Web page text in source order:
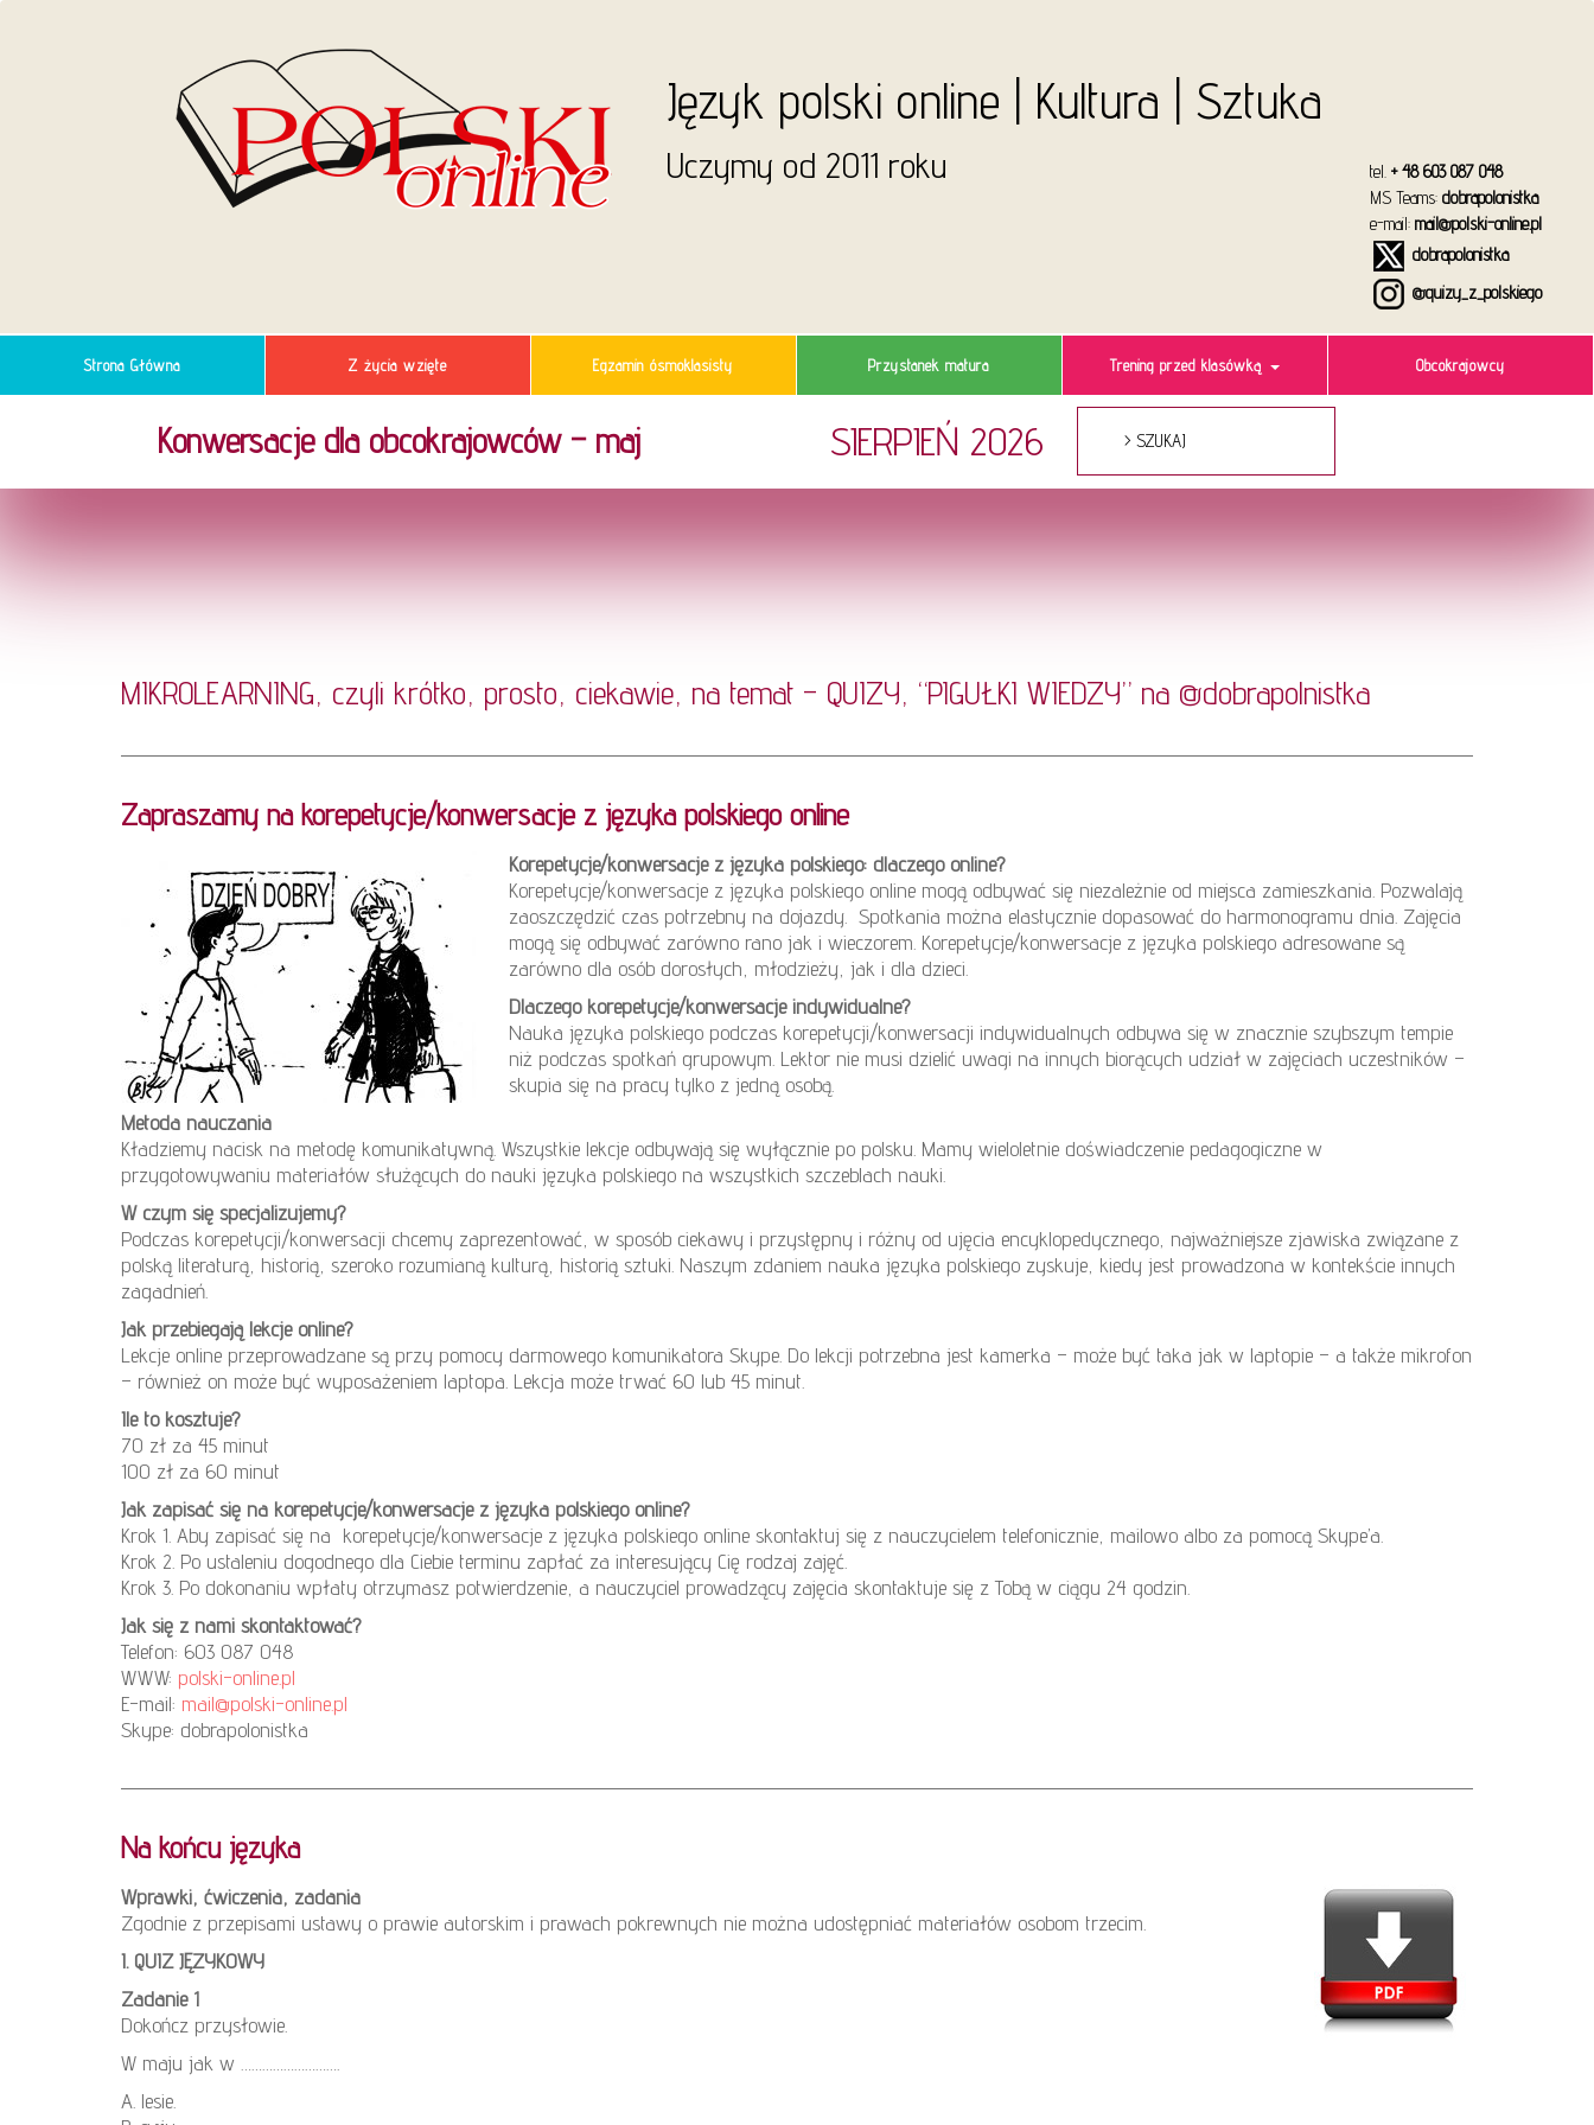
Język polski online | Kultura | Sztuka
Uczymy od 2011 roku tel. + 48 603 087 048
MS Teams: dobrapolonistka
e-mail: mail@polski-online.pl
dobrapolonistka
@quizy_z_polskiego
Strona Główna Z życia wzięte Egzamin ósmoklasisty Przystanek matura Trening przed klasówką Obcokrajowcy
Konwersacje dla obcokrajowców – maj SIERPIEŃ 2026
MIKROLEARNING, czyli krótko, prosto, ciekawie, na temat – QUIZY, “PIGUŁKI WIEDZY” na @dobrapolnistka
Zapraszamy na korepetycje/konwersacje z języka polskiego online
Korepetycje/konwersacje z języka polskiego: dlaczego online?
Korepetycje/konwersacje z języka polskiego online mogą odbywać się niezależnie od miejsca zamieszkania. Pozwalają
zaoszczędzić czas potrzebny na dojazdy. Spotkania można elastycznie dopasować do harmonogramu dnia. Zajęcia
mogą się odbywać zarówno rano jak i wieczorem. Korepetycje/konwersacje z języka polskiego adresowane są
zarówno dla osób dorosłych, młodzieży, jak i dla dzieci.
Dlaczego korepetycje/konwersacje indywidualne?
Nauka języka polskiego podczas korepetycji/konwersacji indywidualnych odbywa się w znacznie szybszym tempie
niż podczas spotkań grupowym. Lektor nie musi dzielić uwagi na innych biorących udział w zajęciach uczestników –
skupia się na pracy tylko z jedną osobą.
Metoda nauczania
Kładziemy nacisk na metodę komunikatywną. Wszystkie lekcje odbywają się wyłącznie po polsku. Mamy wieloletnie doświadczenie pedagogiczne w
przygotowywaniu materiałów służących do nauki języka polskiego na wszystkich szczeblach nauki.
W czym się specjalizujemy?
Podczas korepetycji/konwersacji chcemy zaprezentować, w sposób ciekawy i przystępny i różny od ujęcia encyklopedycznego, najważniejsze zjawiska związane z
polską literaturą, historią, szeroko rozumianą kulturą, historią sztuki. Naszym zdaniem nauka języka polskiego zyskuje, kiedy jest prowadzona w kontekście innych
zagadnień.
Jak przebiegają lekcje online?
Lekcje online przeprowadzane są przy pomocy darmowego komunikatora Skype. Do lekcji potrzebna jest kamerka – może być taka jak w laptopie – a także mikrofon
– również on może być wyposażeniem laptopa. Lekcja może trwać 60 lub 45 minut.
Ile to kosztuje?
70 zł za 45 minut
100 zł za 60 minut
Jak zapisać się na korepetycje/konwersacje z języka polskiego online?
Krok 1. Aby zapisać się na korepetycje/konwersacje z języka polskiego online skontaktuj się z nauczycielem telefonicznie, mailowo albo za pomocą Skype’a.
Krok 2. Po ustaleniu dogodnego dla Ciebie terminu zapłać za interesujący Cię rodzaj zajęć.
Krok 3. Po dokonaniu wpłaty otrzymasz potwierdzenie, a nauczyciel prowadzący zajęcia skontaktuje się z Tobą w ciągu 24 godzin.
Jak się z nami skontaktować?
Telefon: 603 087 048
WWW: polski-online.pl
E-mail: mail@polski-online.pl
Skype: dobrapolonistka
Na końcu języka
Wprawki, ćwiczenia, zadania
Zgodnie z przepisami ustawy o prawie autorskim i prawach pokrewnych nie można udostępniać materiałów osobom trzecim.
I. QUIZ JĘZYKOWY
Zadanie 1
Dokończ przysłowie.
W maju jak w ……………………….
A. lesie.